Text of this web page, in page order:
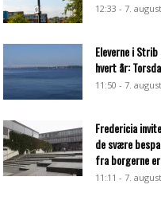
12:33 - 7. august
Eleverne i
hvert år:
11:50 - 7. august
Fredericia
de svære
fra borgerne
11:11 - 7. august